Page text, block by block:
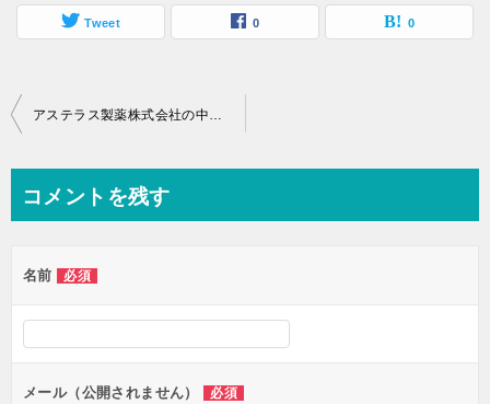
Tweet 0 0
投
ビ
ー
シ
ン
アステラス製薬株式会社の中途採用口コミ情報～社員年収、就労環境など～
コメントを残す
名前 必須
メール（公開されません） 必須